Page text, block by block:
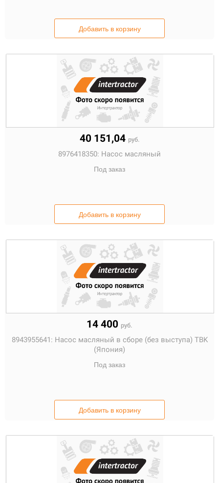
Добавить в корзину
40 151,04 руб.
8976418350: Насос масляный
Под заказ
Добавить в корзину
14 400 руб.
8943955641: Насос масляный в сборе (без выступа) TBK
(Япония)
Под заказ
Добавить в корзину